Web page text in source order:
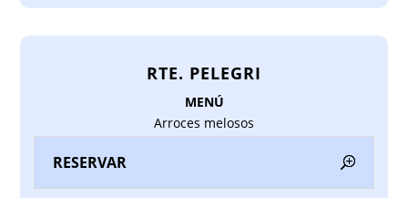
RTE. PELEGRI
MENÚ
Arroces melosos
RESERVAR